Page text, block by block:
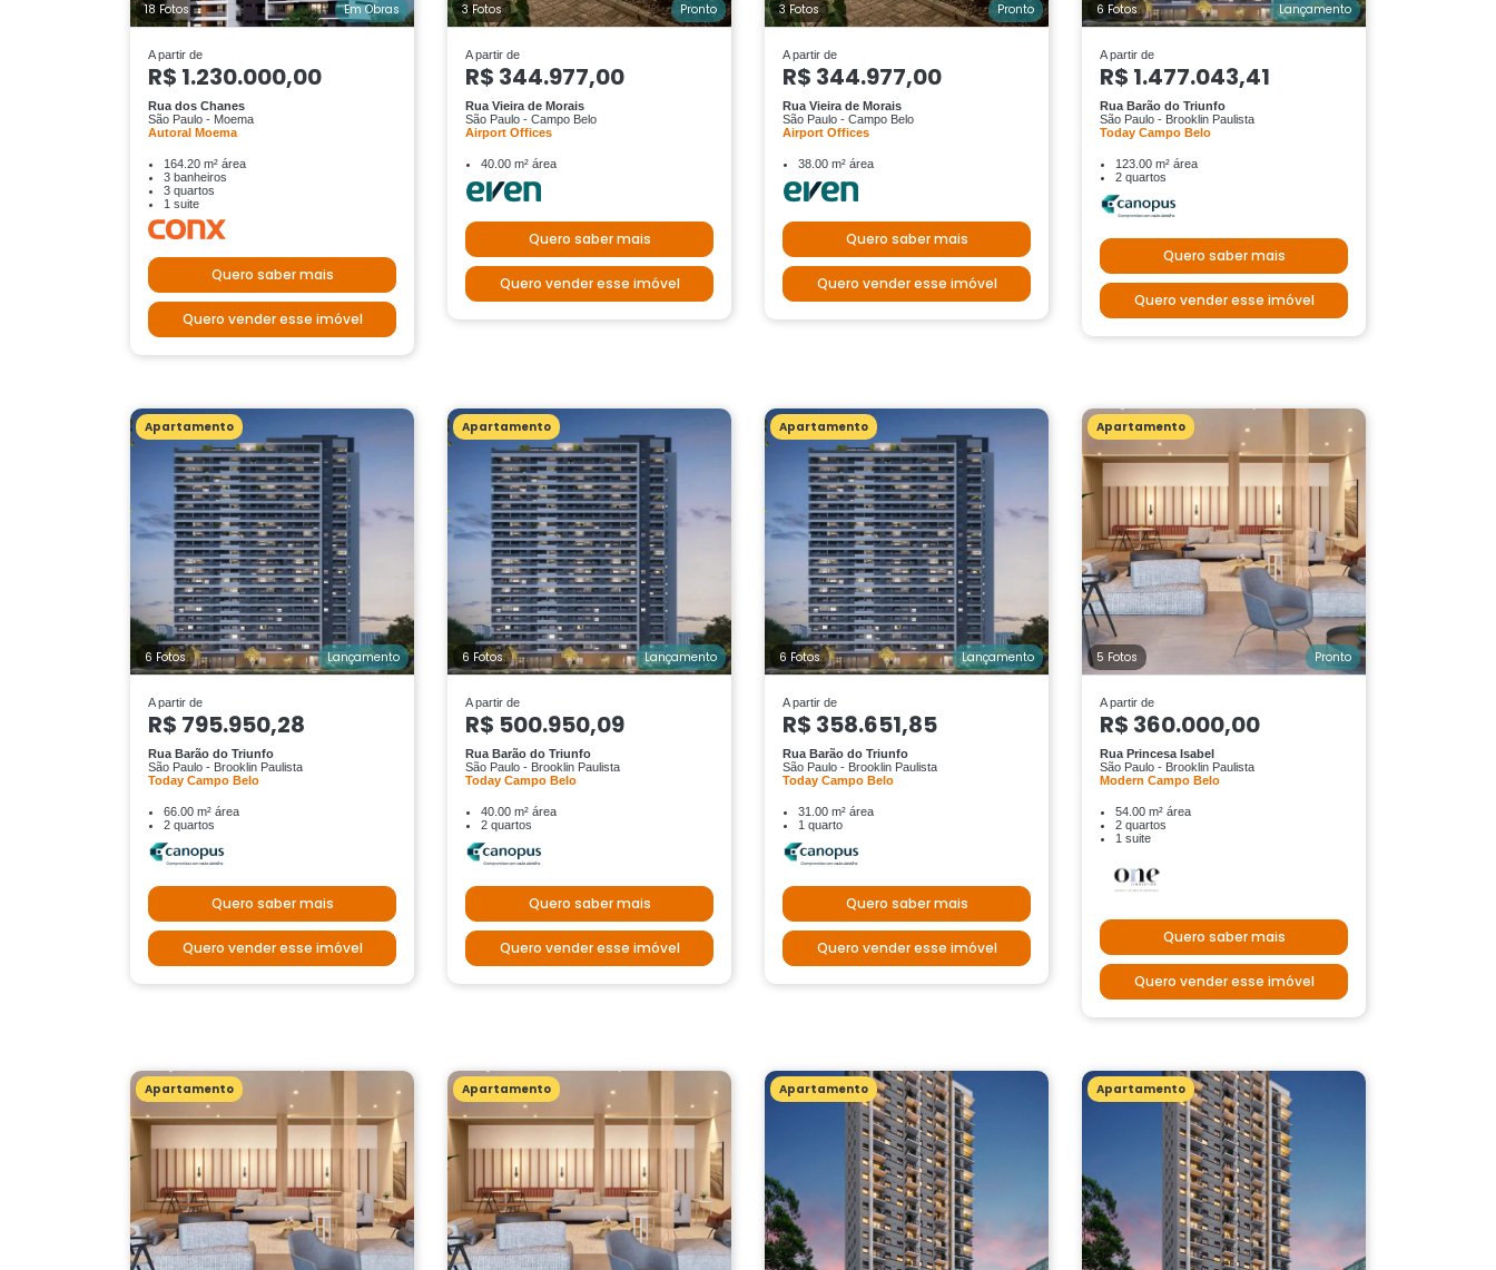
18 Fotos Em Obras
A partir de
R$ 1.230.000,00
Rua dos Chanes
São Paulo - Moema
Autoral Moema
164.20 m² área
3 banheiros
3 quartos
1 suite
Quero saber mais
Quero vender esse imóvel
3 Fotos Pronto
A partir de
R$ 344.977,00
Rua Vieira de Morais
São Paulo - Campo Belo
Airport Offices
40.00 m² área
Quero saber mais
Quero vender esse imóvel
3 Fotos Pronto
A partir de
R$ 344.977,00
Rua Vieira de Morais
São Paulo - Campo Belo
Airport Offices
38.00 m² área
Quero saber mais
Quero vender esse imóvel
6 Fotos Lançamento
A partir de
R$ 1.477.043,41
Rua Barão do Triunfo
São Paulo - Brooklin Paulista
Today Campo Belo
123.00 m² área
2 quartos
Quero saber mais
Quero vender esse imóvel
Apartamento
6 Fotos Lançamento
A partir de
R$ 795.950,28
Rua Barão do Triunfo
São Paulo - Brooklin Paulista
Today Campo Belo
66.00 m² área
2 quartos
Quero saber mais
Quero vender esse imóvel
Apartamento
6 Fotos Lançamento
A partir de
R$ 500.950,09
Rua Barão do Triunfo
São Paulo - Brooklin Paulista
Today Campo Belo
40.00 m² área
2 quartos
Quero saber mais
Quero vender esse imóvel
Apartamento
6 Fotos Lançamento
A partir de
R$ 358.651,85
Rua Barão do Triunfo
São Paulo - Brooklin Paulista
Today Campo Belo
31.00 m² área
1 quarto
Quero saber mais
Quero vender esse imóvel
Apartamento
5 Fotos Pronto
A partir de
R$ 360.000,00
Rua Princesa Isabel
São Paulo - Brooklin Paulista
Modern Campo Belo
54.00 m² área
2 quartos
1 suite
Quero saber mais
Quero vender esse imóvel
Apartamento Apartamento Apartamento Apartamento